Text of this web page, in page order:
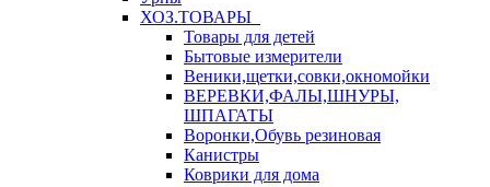
ХОЗ.ТОВАРЫ
Товары для детей
Бытовые измерители
Веники,щетки,совки,окномойки
ВЕРЕВКИ,ФАЛЫ,ШНУРЫ,
ШПАГАТЫ
Воронки,Обувь резиновая
Канистры
Коврики для дома